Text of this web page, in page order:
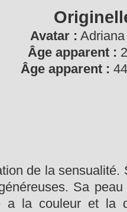
Avatar :
Âge apparent :
Âge apparent :
de la
Sa
a la couleur et la